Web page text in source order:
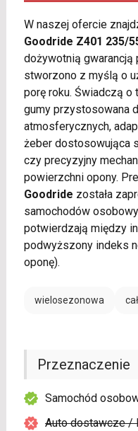
W naszej ofercie
Goodride Z401 235/
dożywotnią gwarancją
stworzono z myślą o
porę roku. Świadczą o
gumy przystosowana
atmosferycznych,
żeber dostosowująca
czy precyzyjny
powierzchni opony.
Goodride została
samochodów
potwierdzają między
podwyższony indeks
oponę).
wielosezonowa
Przeznaczenie
Samochód
Auto dostawcze /